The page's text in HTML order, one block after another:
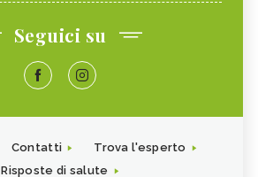
Seguici su
Contatti
Trova l'esperto
Risposte di salute